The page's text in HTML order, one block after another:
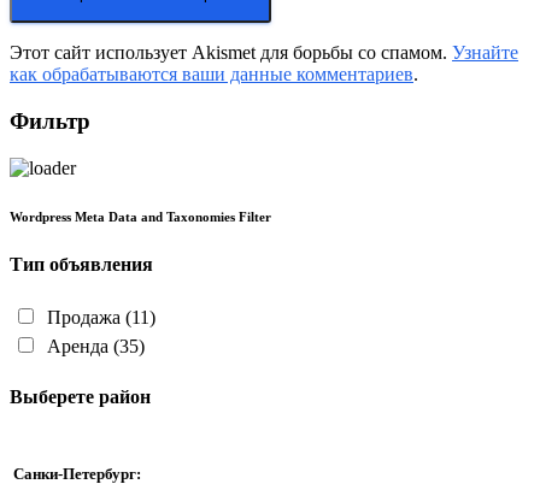
Этот сайт использует Akismet для борьбы со спамом. Узнайте
как обрабатываются ваши данные комментариев.
Фильтр
Wordpress Meta Data and Taxonomies Filter
Тип объявления
Продажа (11)
Аренда (35)
Выберете район
Санки-Петербург: